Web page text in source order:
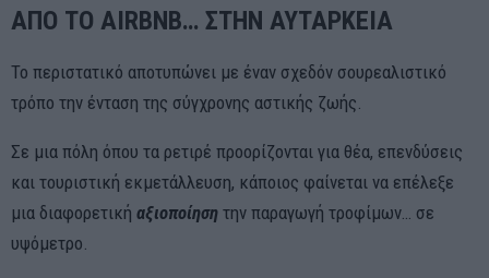
ΑΠΟ ΤΟ AIRBNB… ΣΤΗΝ ΑΥΤΑΡΚΕΙΑ
Το περιστατικό αποτυπώνει με έναν σχεδόν σουρεαλιστικό
τρόπο την ένταση της σύγχρονης αστικής ζωής.
Σε μια πόλη όπου τα ρετιρέ προορίζονται για θέα, επενδύσεις
και τουριστική εκμετάλλευση, κάποιος φαίνεται να επέλεξε
μια διαφορετική αξιοποίηση την παραγωγή τροφίμων… σε
υψόμετρο.